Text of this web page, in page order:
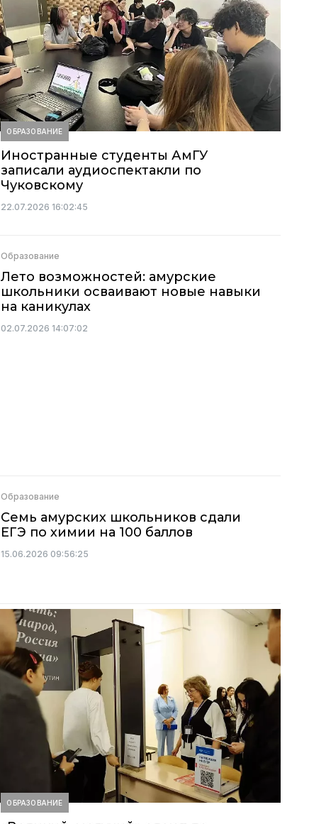
ОБРАЗОВАНИЕ
Иностранные студенты АмГУ
записали аудиоспектакли по
Чуковскому
22.07.2026 16:02:45
Образование
Лето возможностей: амурские
школьники осваивают новые навыки
на каникулах
02.07.2026 14:07:02
Образование
Семь амурских школьников сдали
ЕГЭ по химии на 100 баллов
15.06.2026 09:56:25
ОБРАЗОВАНИЕ